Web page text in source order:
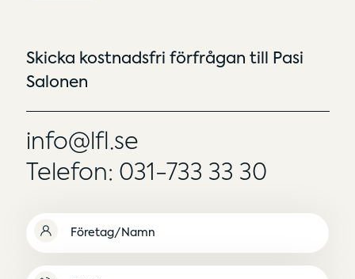
Skicka kostnadsfri förfrågan till Pasi
Salonen
info@lfl.se
Telefon: 031-733 33 30
Namn
(Obligatoriskt)
Namnlös